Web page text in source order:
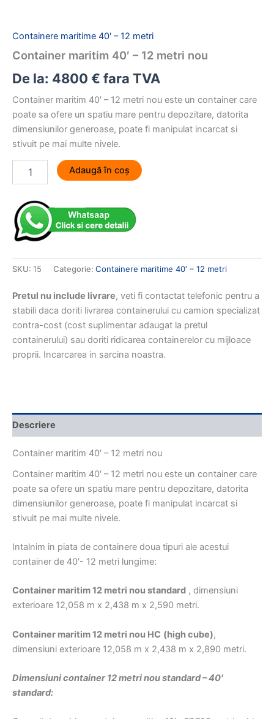
Containere maritime 40′ – 12 metri
Container maritim 40′ – 12 metri nou
De la: 4800 € fara TVA
Container maritim 40′ – 12 metri nou este un container care
poate sa ofere un spatiu mare pentru depozitare, datorita
dimensiunilor generoase, poate fi manipulat incarcat si
stivuit pe mai multe nivele.
Container
40'
-
12
metri
Adaugă în coș
SKU: 15 Categorie: Containere maritime 40′ – 12 metri
Pretul nu include livrare, veti fi contactat telefonic pentru a
stabili daca doriti livrarea containerului cu camion specializat
contra-cost (cost suplimentar adaugat la pretul
containerului) sau doriti ridicarea containerelor cu mijloace
proprii. Incarcarea in sarcina noastra.
Descriere
Container maritim 40′ – 12 metri nou
Container maritim 40′ – 12 metri nou este un container care
poate sa ofere un spatiu mare pentru depozitare, datorita
dimensiunilor generoase, poate fi manipulat incarcat si
stivuit pe mai multe nivele.
Intalnim in piata de containere doua tipuri ale acestui
container de 40′- 12 metri lungime:
Container maritim 12 metri nou standard , dimensiuni
exterioare 12,058 m x 2,438 m x 2,590 metri.
Container maritim 12 metri nou HC (high cube),
dimensiuni exterioare 12,058 m x 2,438 m x 2,890 metri.
Dimensiuni container 12 metri nou standard – 40′
standard: